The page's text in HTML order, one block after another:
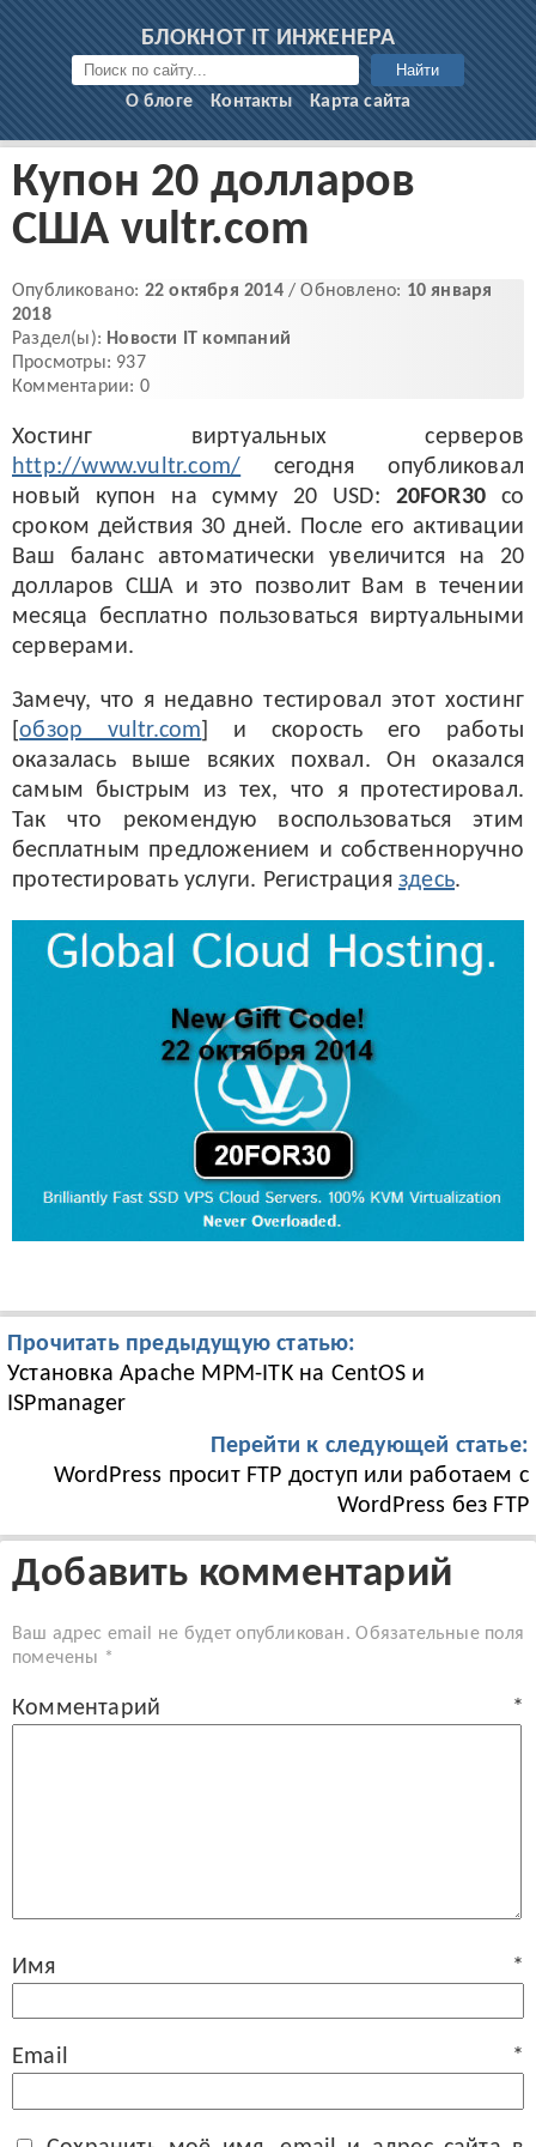
БЛОКНОТ IT ИНЖЕНЕРА
Найти
О блоге Контакты Карта сайта
Купон 20 долларов
США vultr.com
Опубликовано: 22 октября 2014/ Обновлено: 10 января
2018
Раздел(ы): Новости IT компаний
Просмотры: 937
Комментарии: 0
Хостинг виртуальных серверов
http://www.vultr.com/ сегодня опубликовал
новый купон на сумму 20 USD: 20FOR30со
сроком действия 30 дней. После его активации
Ваш баланс автоматически увеличится на 20
долларов США и это позволит Вам в течении
месяца бесплатно пользоваться виртуальными
серверами.
Замечу, что я недавно тестировал этот хостинг
[обзор vultr.com ] и скорость его работы
оказалась выше всяких похвал. Он оказался
самым быстрым из тех, что я протестировал.
Так что рекомендую воспользоваться этим
бесплатным предложением и собственноручно
протестировать услуги. Регистрацияздесь.
Прочитать предыдущую статью:
Установка Apache MPM-ITK на CentOS и
ISPmanager
Перейти к следующей статье:
WordPress просит FTP доступ или работаем с
WordPress без FTP
Добавить комментарий
Ваш адрес email не будет опубликован. Обязательные поля
помечены *
Комментарий *
Имя *
Email *